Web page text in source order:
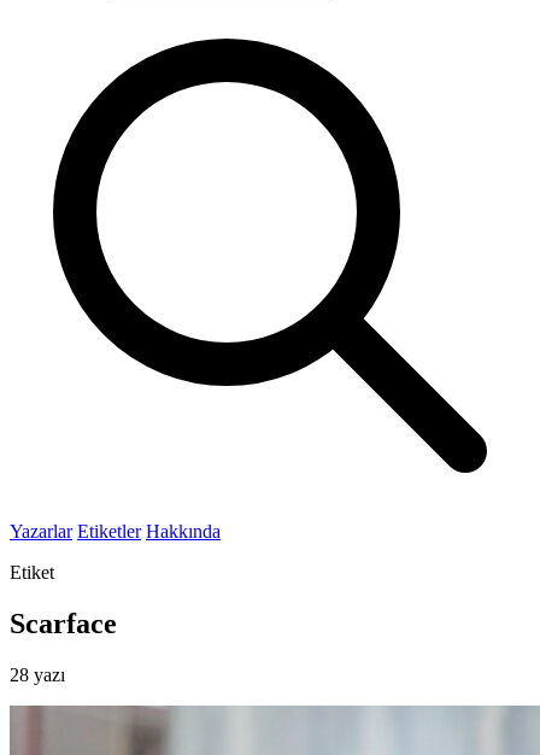
Yazarlar Etiketler Hakkında
Etiket
Scarface
28 yazı